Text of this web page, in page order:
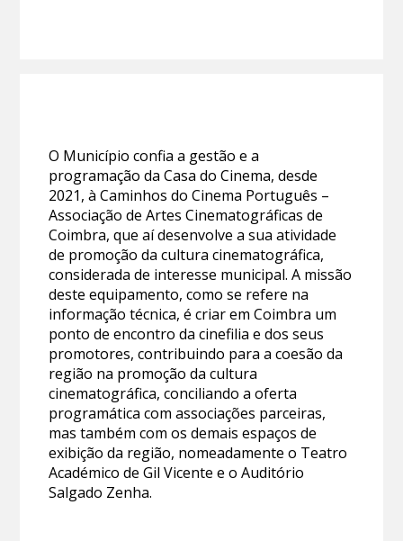
O Município confia a gestão e a
programação da Casa do Cinema, desde
2021, à Caminhos do Cinema Português –
Associação de Artes Cinematográficas de
Coimbra, que aí desenvolve a sua atividade
de promoção da cultura cinematográfica,
considerada de interesse municipal. A missão
deste equipamento, como se refere na
informação técnica, é criar em Coimbra um
ponto de encontro da cinefilia e dos seus
promotores, contribuindo para a coesão da
região na promoção da cultura
cinematográfica, conciliando a oferta
programática com associações parceiras,
mas também com os demais espaços de
exibição da região, nomeadamente o Teatro
Académico de Gil Vicente e o Auditório
Salgado Zenha.